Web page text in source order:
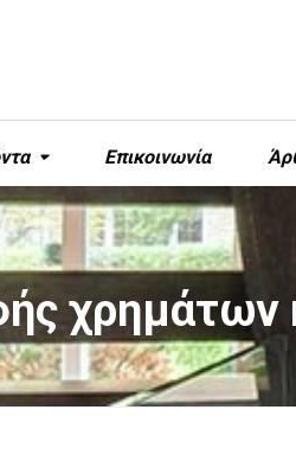
Επικοινωνία
χρημάτων